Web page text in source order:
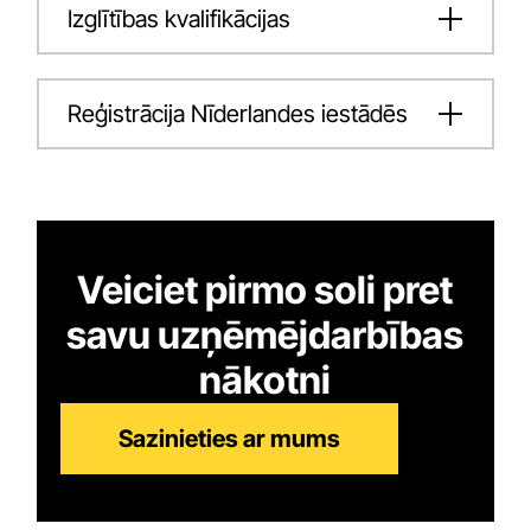
Izglītības kvalifikācijas
Reģistrācija Nīderlandes iestādēs
Veiciet pirmo soli pret
savu uzņēmējdarbības
nākotni
Sazinieties ar mums